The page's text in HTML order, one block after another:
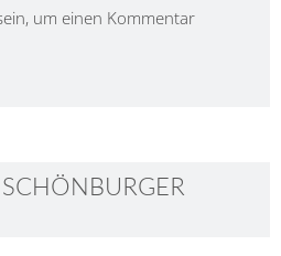
um einen Kommentar